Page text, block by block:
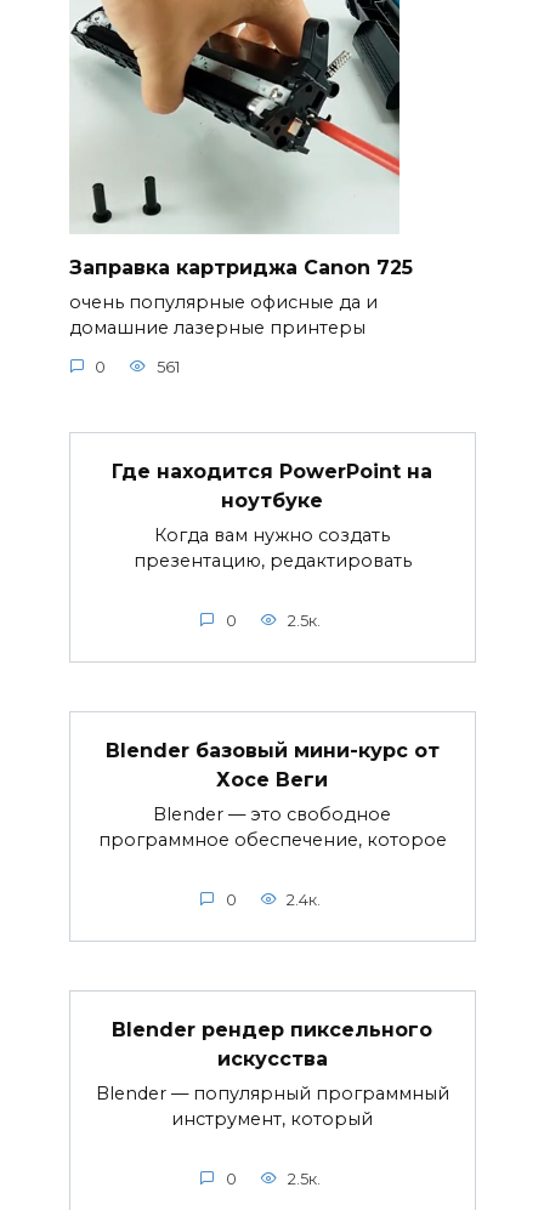
Заправка картриджа Canon 725
очень популярные офисные да и
домашние лазерные принтеры
0 561
Где находится PowerPoint на
ноутбуке
Когда вам нужно создать
презентацию, редактировать
0 2.5к.
Blender базовый мини-курс от
Хосе Веги
Blender — это свободное
программное обеспечение, которое
0 2.4к.
Blender рендер пиксельного
искусства
Blender — популярный программный
инструмент, который
0 2.5к.